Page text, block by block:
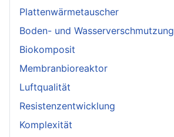
Plattenwärmetauscher
Boden- und Wasserverschmutzung
Biokomposit
Membranbioreaktor
Luftqualität
Resistenzentwicklung
Komplexität